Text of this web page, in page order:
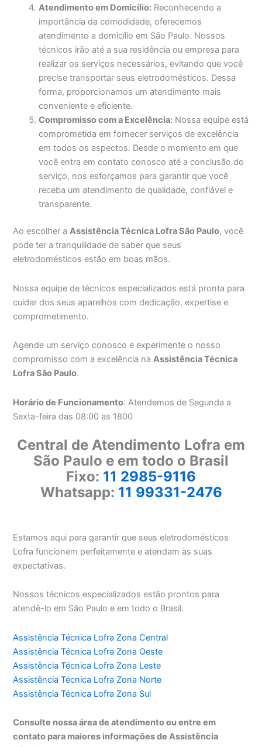
Atendimento em Domicílio: Reconhecendo a
importância da comodidade, oferecemos
atendimento a domicílio em São Paulo. Nossos
técnicos irão até a sua residência ou empresa para
realizar os serviços necessários, evitando que você
precise transportar seus eletrodomésticos. Dessa
forma, proporcionamos um atendimento mais
conveniente e eficiente.
Compromisso com a Excelência: Nossa equipe está
comprometida em fornecer serviços de excelência
em todos os aspectos. Desde o momento em que
você entra em contato conosco até a conclusão do
serviço, nos esforçamos para garantir que você
receba um atendimento de qualidade, confiável e
transparente.
Ao escolher aAssistência Técnica Lofra São Paulo, você
pode ter a tranquilidade de saber que seus
eletrodomésticos estão em boas mãos.
Nossa equipe de técnicos especializados está pronta para
cuidar dos seus aparelhos com dedicação, expertise e
comprometimento.
Agende um serviço conosco e experimente o nosso
compromisso com a excelência naAssistência Técnica
Lofra São Paulo.
Horário de Funcionamento: Atendemos de Segunda a
Sexta-feira das 08:00 as 1800
Central de Atendimento Lofra em
São Paulo e em todo o Brasil
Fixo: 11 2985-9116
Whatsapp: 11 99331-2476
Estamos aqui para garantir que seus eletrodomésticos
Lofra funcionem perfeitamente e atendam às suas
expectativas.
Nossos técnicos especializados estão prontos para
atendê-lo em São Paulo e em todo o Brasil.
Assistência Técnica Lofra Zona Central
Assistência Técnica Lofra Zona Oeste
Assistência Técnica Lofra Zona Leste
Assistência Técnica Lofra Zona Norte
Assistência Técnica Lofra Zona Sul
Consulte nossa área de atendimento ou entre em
contato para maiores informações de Assistência